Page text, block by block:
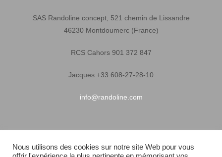
SAS Randoline concept, 521 chemin de Lissandre
46230 Montdoumerc (France)
RCS Cahors 901 372 847
Jacques +33 608-27-28-10
info@randoline.com
Nous utilisons des cookies sur notre site Web pour vous